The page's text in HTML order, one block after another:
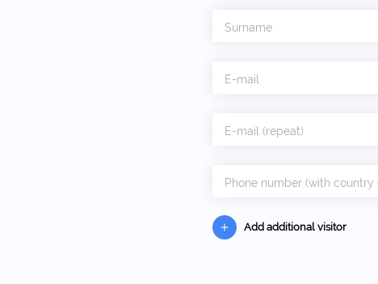
Surname
E-mail
E-mail (repeat)
Phone number (with country
Add additional visitor